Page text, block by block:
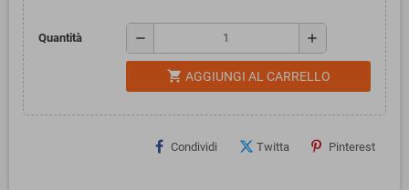
Quantità remove add
shopping_cart AGGIUNGI AL CARRELLO
Condividi Twitta Pinterest